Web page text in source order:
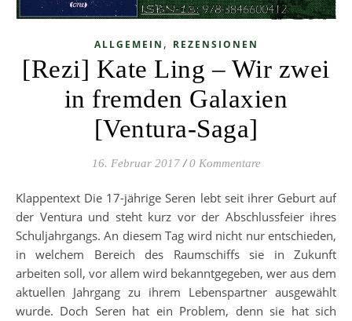
ALLGEMEIN , REZENSIONEN
[Rezi] Kate Ling – Wir zwei
in fremden Galaxien
[Ventura-Saga]
16. Februar 2017 / 0 Kommentare
Klappentext Die 17-jährige Seren lebt seit ihrer Geburt auf
der Ventura und steht kurz vor der Abschlussfeier ihres
Schuljahrgangs. An diesem Tag wird nicht nur entschieden,
in welchem Bereich des Raumschiffs sie in Zukunft
arbeiten soll, vor allem wird bekanntgegeben, wer aus dem
aktuellen Jahrgang zu ihrem Lebenspartner ausgewählt
wurde. Doch Seren hat ein Problem, denn sie hat sich